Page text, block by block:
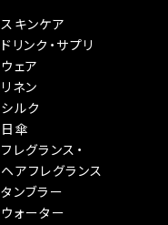
スキンケア
ドリンク・サプリ
ウェア
リネン
シルク
日傘
フレグランス・
ヘアフレグランス
タンブラー
ウォーター